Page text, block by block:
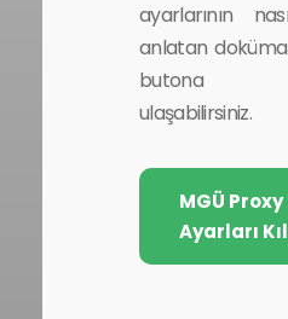
ayarlarının
anlatan
butona
ulaşabilirsiniz.
MGÜ Proxy
Ayarları